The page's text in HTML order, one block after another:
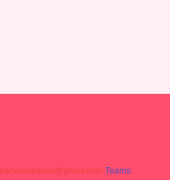
backlinkpaneli@gmail.com Teams: